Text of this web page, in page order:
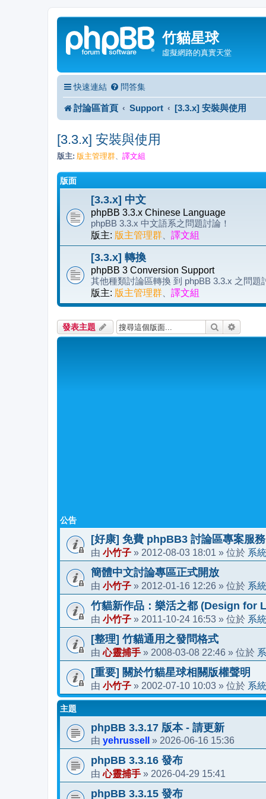
竹貓星球
虛擬網路的真實天堂
快速連結 問答集
討論區首頁 Support [3.3.x] 安裝與使用
[3.3.x] 安裝與使用
版主: 版主管理群 譯文組
版面
[3.3.x] 中文
phpBB 3.3.x Chinese Language
phpBB 3.3.x 中文語系之問題討論！
版主: 版主管理群 譯文組
[3.3.x] 轉換
phpBB 3 Conversion Support
其他種類討論區轉換 到 phpBB 3.3.x 之問題
版主: 版主管理群 譯文組
發表主題 搜尋
公告
[好康] 免費 phpBB3 討論區專案服務
由 小竹子 » 2012-08-03 18:01 » 位於 系
簡體中文討論專區正式開放
由 小竹子 » 2012-01-16 12:26 » 位於 系
竹貓新作品：樂活之都 (Design for
由 小竹子 » 2011-10-24 16:53 » 位於 系
[整理] 竹貓通用之發問格式
由心靈捕手 » 2008-03-08 22:46 » 位於
[重要] 關於竹貓星球相關版權聲明
由 小竹子 » 2002-07-10 10:03 » 位於 系
主題
phpBB 3.3.17 版本 - 請更新
由 yehrussell » 2026-06-16 15:36
phpBB 3.3.16 發布
由心靈捕手 » 2026-04-29 15:41
phpBB 3.3.15 發布